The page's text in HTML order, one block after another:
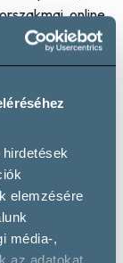
elemzésére
média-,
az adatokat
online
szinten is
cikkére